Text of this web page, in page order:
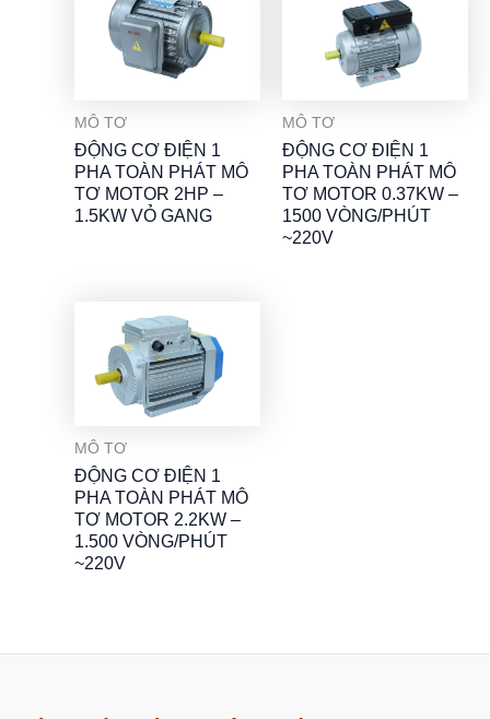
MÔ TƠ
ĐỘNG CƠ ĐIỆN 1
PHA TOÀN PHÁT MÔ
TƠ MOTOR 2HP –
1.5KW VỎ GANG
MÔ TƠ
ĐỘNG CƠ ĐIỆN 1
PHA TOÀN PHÁT MÔ
TƠ MOTOR 0.37KW –
1500 VÒNG/PHÚT
~220V
MÔ TƠ
ĐỘNG CƠ ĐIỆN 1
PHA TOÀN PHÁT MÔ
TƠ MOTOR 2.2KW –
1.500 VÒNG/PHÚT
~220V